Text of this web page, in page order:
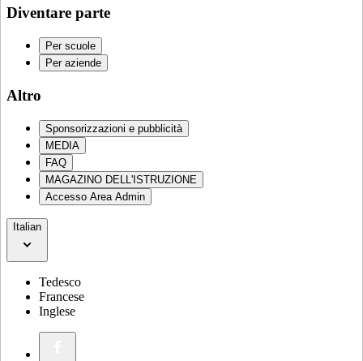
Diventare parte
Per scuole
Per aziende
Altro
Sponsorizzazioni e pubblicità
MEDIA
FAQ
MAGAZINO DELL'ISTRUZIONE
Accesso Area Admin
Italian
Tedesco
Francese
Inglese